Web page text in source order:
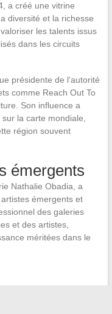
a créé une vitrine
diversité et la richesse
les talents issus
dans les circuits
présidente de l’autorité
comme Reach Out To
Son influence a
la carte mondiale,
région souvent
émergents
Nathalie Obadia, a
émergents et
des galeries
et des artistes,
méritées dans le